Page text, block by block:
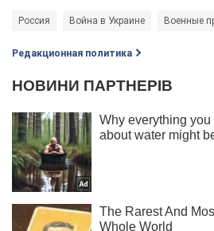
Россия Война в Украине Военные
Редакционная политика